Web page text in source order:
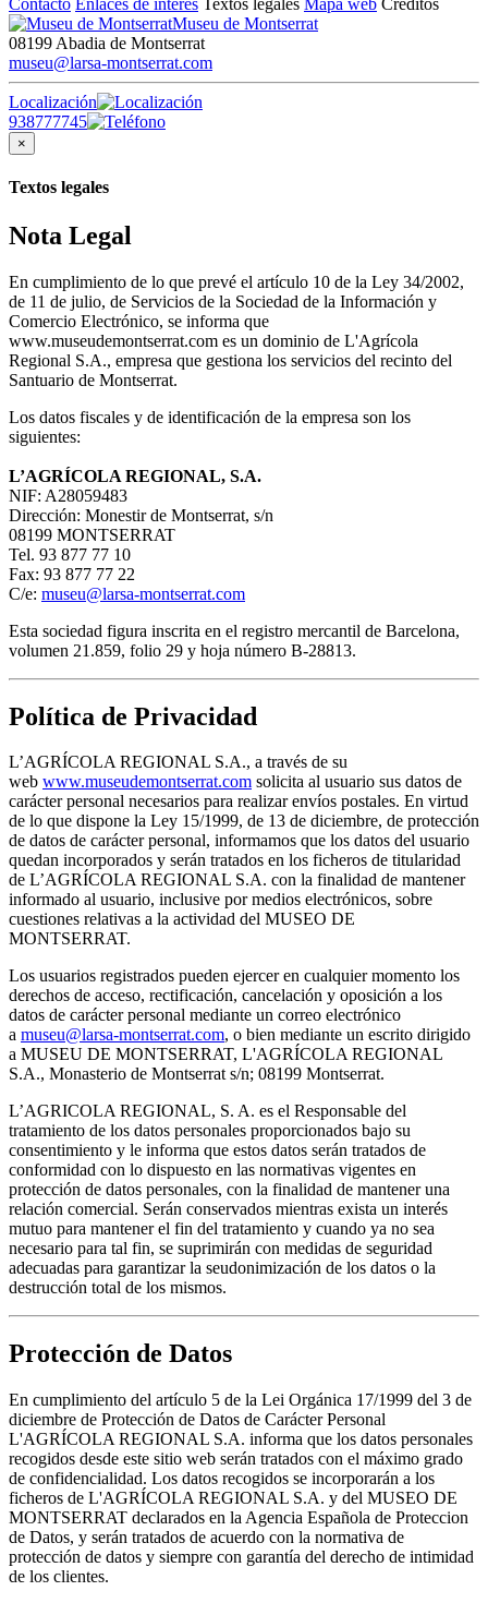
Contacto Enlaces de interés Textos legales Mapa web Créditos
Museu de Montserrat
08199 Abadia de Montserrat
museu@larsa-montserrat.com
Localización
938777745
×
Textos legales
Nota Legal
En cumplimiento de lo que prevé el artículo 10 de la Ley 34/2002,
de 11 de julio, de Servicios de la Sociedad de la Información y
Comercio Electrónico, se informa que
www.museudemontserrat.com es un dominio de L'Agrícola
Regional S.A., empresa que gestiona los servicios del recinto del
Santuario de Montserrat.
Los datos fiscales y de identificación de la empresa son los
siguientes:
L’AGRÍCOLA REGIONAL, S.A.
NIF: A28059483
Dirección: Monestir de Montserrat, s/n
08199 MONTSERRAT
Tel. 93 877 77 10
Fax: 93 877 77 22
C/e: museu@larsa-montserrat.com
Esta sociedad figura inscrita en el registro mercantil de Barcelona,
volumen 21.859, folio 29 y hoja número B-28813.
Política de Privacidad
L’AGRÍCOLA REGIONAL S.A., a través de su
web www.museudemontserrat.com solicita al usuario sus datos de
carácter personal necesarios para realizar envíos postales. En virtud
de lo que dispone la Ley 15/1999, de 13 de diciembre, de protección
de datos de carácter personal, informamos que los datos del usuario
quedan incorporados y serán tratados en los ficheros de titularidad
de L’AGRÍCOLA REGIONAL S.A. con la finalidad de mantener
informado al usuario, inclusive por medios electrónicos, sobre
cuestiones relativas a la actividad del MUSEO DE
MONTSERRAT.
Los usuarios registrados pueden ejercer en cualquier momento los
derechos de acceso, rectificación, cancelación y oposición a los
datos de carácter personal mediante un correo electrónico
a museu@larsa-montserrat.com, o bien mediante un escrito dirigido
a MUSEU DE MONTSERRAT, L'AGRÍCOLA REGIONAL
S.A., Monasterio de Montserrat s/n; 08199 Montserrat.
L’AGRICOLA REGIONAL, S. A. es el Responsable del
tratamiento de los datos personales proporcionados bajo su
consentimiento y le informa que estos datos serán tratados de
conformidad con lo dispuesto en las normativas vigentes en
protección de datos personales, con la finalidad de mantener una
relación comercial. Serán conservados mientras exista un interés
mutuo para mantener el fin del tratamiento y cuando ya no sea
necesario para tal fin, se suprimirán con medidas de seguridad
adecuadas para garantizar la seudonimización de los datos o la
destrucción total de los mismos.
Protección de Datos
En cumplimiento del artículo 5 de la Lei Orgánica 17/1999 del 3 de
diciembre de Protección de Datos de Carácter Personal
L'AGRÍCOLA REGIONAL S.A. informa que los datos personales
recogidos desde este sitio web serán tratados con el máximo grado
de confidencialidad. Los datos recogidos se incorporarán a los
ficheros de L'AGRÍCOLA REGIONAL S.A. y del MUSEO DE
MONTSERRAT declarados en la Agencia Española de Proteccion
de Datos, y serán tratados de acuerdo con la normativa de
protección de datos y siempre con garantía del derecho de intimidad
de los clientes.